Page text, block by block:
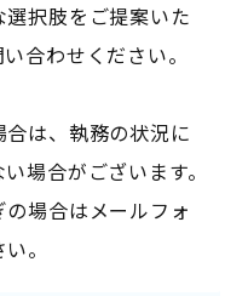
択肢をご提案いた
合わせください。
は、執務の状況に
場合がございます。
場合はメールフォ
。